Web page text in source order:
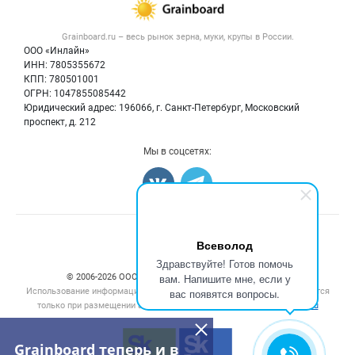
Всеволод
Здравствуйте! Готов помочь
вам. Напишите мне, если у
вас появятся вопросы.
Grainboard теперь и в
Grainboard.ru – весь рынок зерна, муки, крупы в России.
ООО «Инлайн»
ИНН: 7805355672
КПП: 780501001
ОГРН: 1047855085442
Юридический адрес: 196066, г. Санкт-Петербург, Московский
проспект, д. 212
Контактная информация
Политика обработки персональных данных
Новости рынка
Крупы
Мука
Мы в соцсетях:
Счетчики, авторское право, логотипы
© 2006‑2026 ООО “Инлайн”. 12+ Все права защищены.
Использование информации, размещенной на данном сайте, допускается
только при размещении активной гиперссылки на сайт
grainboard.ru